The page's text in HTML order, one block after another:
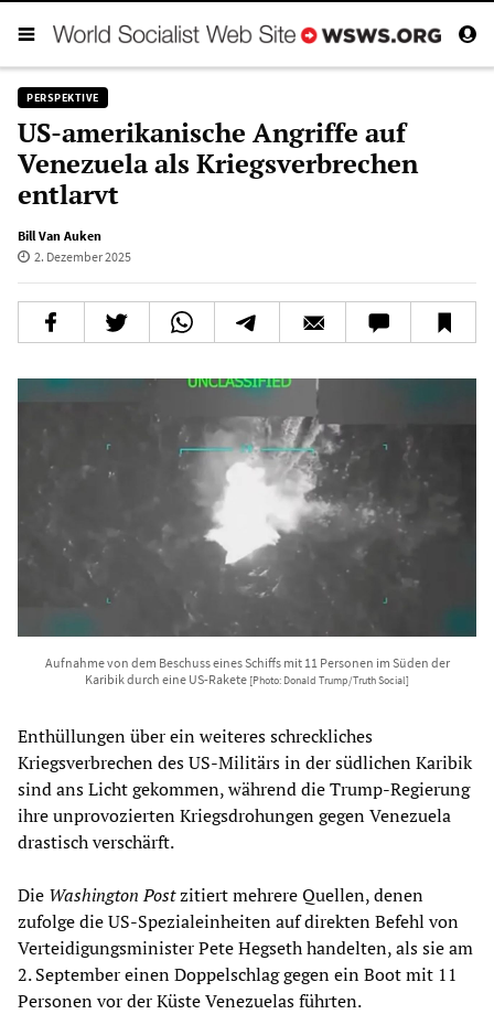
PERSPEKTIVE
US-amerikanische Angriffe auf
Venezuela als Kriegsverbrechen
entlarvt
Bill Van Auken
2. Dezember 2025
Aufnahme von dem Beschuss eines Schiffs mit 11 Personen im Süden der
Karibik durch eine US-Rakete [Photo: Donald Trump/Truth Social]
Enthüllungen über ein weiteres schreckliches
Kriegsverbrechen des US-Militärs in der südlichen Karibik
sind ans Licht gekommen, während die Trump-Regierung
ihre unprovozierten Kriegsdrohungen gegen Venezuela
drastisch verschärft.
Die Washington Postzitiert mehrere Quellen, denen
zufolge die US-Spezialeinheiten auf direkten Befehl von
Verteidigungsminister Pete Hegseth handelten, als sie am
2. September einen Doppelschlag gegen ein Boot mit 11
Personen vor der Küste Venezuelas führten.